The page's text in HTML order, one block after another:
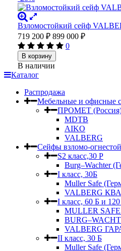
Взломостойкий сейф
719 200 ₽ 899 000 ₽
0
В корзину
В наличии
Каталог
Распродажа
Мебельные и офисные
ПРОМЕТ
MDTB
AIKO
VALBERG
Сейфы взломо-
S2 класс,30 Р
Burg–Wachter
I класс, 30Б
Muller Safe
VALBERG
I класс, 60 Б и
MULLER SAFE
VALBERG
II класс, 30 Б
Muller Safe